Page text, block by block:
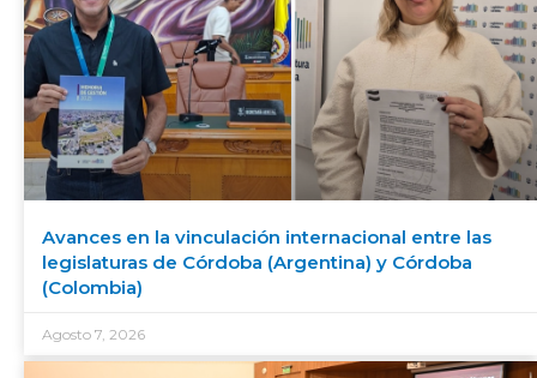
Avances en la vinculación internacional entre las
legislaturas de Córdoba (Argentina) y Córdoba
(Colombia)
Agosto 7, 2026